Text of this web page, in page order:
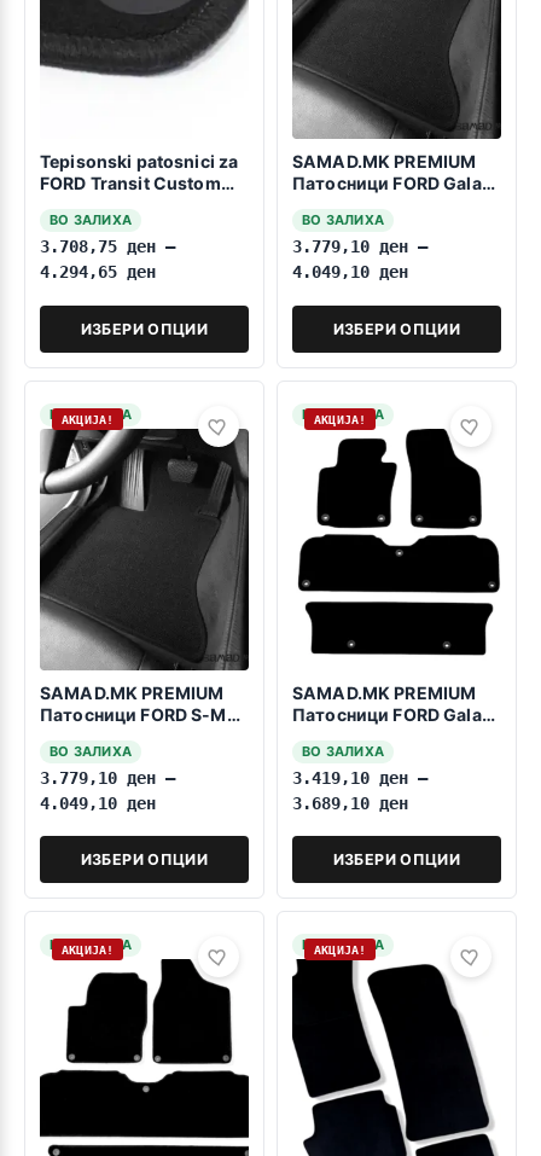
Tepisonski patosnici za
FORD Transit Custom
ВО ЗАЛИХА
3.708,75 ден –
4.294,65 ден
ИЗБЕРИ ОПЦИИ
SAMAD.MK PREMIUM
Патосници FORD Galaxy
ВО ЗАЛИХА
3.779,10 ден –
4.049,10 ден
ИЗБЕРИ ОПЦИИ
НА ЗАЛИХА
АКЦИЈА!
SAMAD.MK PREMIUM
Патосници FORD S-Max
ВО ЗАЛИХА
3.779,10 ден –
4.049,10 ден
ИЗБЕРИ ОПЦИИ
НА ЗАЛИХА
АКЦИЈА!
SAMAD.MK PREMIUM
Патосници FORD Galaxy
Fiksatori na vrtenje
ВО ЗАЛИХА
3.419,10 ден –
3.689,10 ден
ИЗБЕРИ ОПЦИИ
НА ЗАЛИХА
АКЦИЈА! НА ЗАЛИХА
АКЦИЈА!